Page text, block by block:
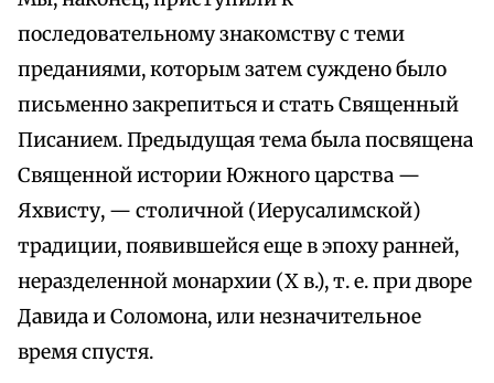
последовательному знакомству с теми
преданиями, которым затем суждено было
письменно закрепиться и стать Священный
Писанием. Предыдущая тема была посвящена
Священной истории Южного царства —
Яхвисту, — столичной (Иерусалимской)
традиции, появившейся еще в эпоху ранней,
неразделенной монархии (X в.), т. е. при дворе
Давида и Соломона, или незначительное
время спустя.